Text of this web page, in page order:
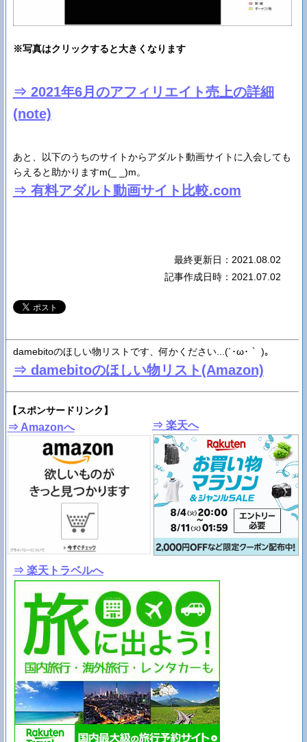
※写真はクリックすると大きくなります
⇒ 2021年6月のアフィリエイト売上の詳細
(note)
あと、以下のうちのサイトからアダルト動画サイトに入会しても
らえると助かりますm(_ _)m。
⇒ 有料アダルト動画サイト比較.com
最終更新日：2021.08.02
記事作成日時：2021.07.02
damebitoのほしい物リストです、何かください...(´･ω･｀ )。
⇒ damebitoのほしい物リスト(Amazon)
【スポンサードリンク】
⇒ Amazonへ ⇒ 楽天へ
⇒ 楽天トラベルへ